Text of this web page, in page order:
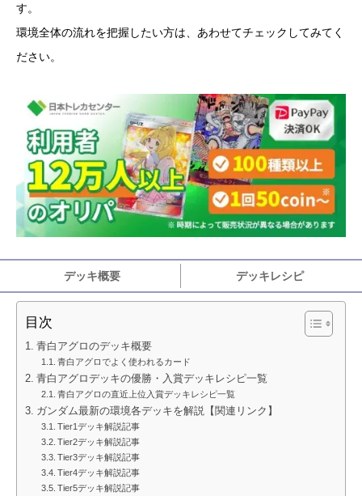
す。
環境全体の流れを把握したい方は、あわせてチェックしてみてく
ださい。
デッキ概要 デッキレシピ
目次
青白アグロのデッキ概要
青白アグロでよく使われるカード
青白アグロデッキの優勝・入賞デッキレシピ一覧
青白アグロの直近上位入賞デッキレシピ一覧
ガンダム最新の環境各デッキを解説【関連リンク】
Tier1デッキ解説記事
Tier2デッキ解説記事
Tier3デッキ解説記事
Tier4デッキ解説記事
Tier5デッキ解説記事